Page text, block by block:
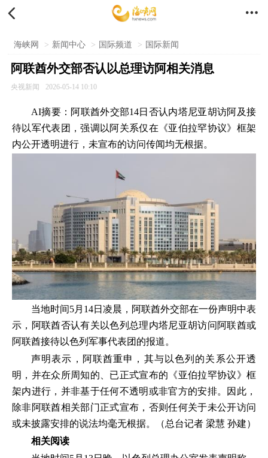
 
海峡网 > 新闻中心 > 国际频道 > 国际新闻
阿联酋外交部否认以总理访阿相关消息
央视新闻 2026-05-14 10:10
AI摘要：阿联酋外交部14日否认内塔尼亚胡访阿及接
待以军代表团，强调以阿关系仅在《亚伯拉罕协议》框架
内公开透明进行，未宣布的访问传闻均无根据。
当地时间5月14日凌晨，阿联酋外交部在一份声明中表
示，阿联酋否认有关以色列总理内塔尼亚胡访问阿联酋或
阿联酋接待以色列军事代表团的报道。
声明表示，阿联酋重申，其与以色列的关系公开透
明，并在众所周知的、已正式宣布的《亚伯拉罕协议》框
架内进行，并非基于任何不透明或非官方的安排。因此，
除非阿联酋相关部门正式宣布，否则任何关于未公开访问
或未披露安排的说法均毫无根据。（总台记者 梁慧 孙建）
相关阅读